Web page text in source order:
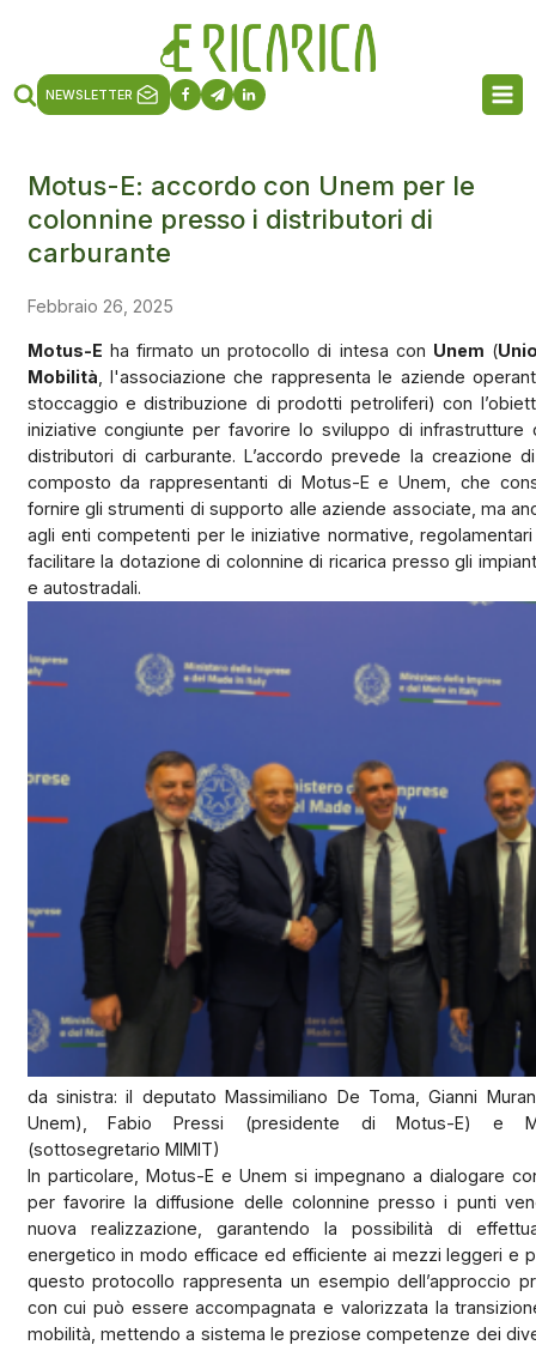
NEWSLETTER
Motus-E: accordo con Unem per le
colonnine presso i distributori di
carburante
Febbraio 26, 2025
Motus-E ha firmato un protocollo di intesa con Unem (
Mobilità , l'associazione che rappresenta le aziende
stoccaggio e distribuzione di prodotti petroliferi) con
iniziative congiunte per favorire lo sviluppo di infrastrutture
distributori di carburante. L’accordo prevede la creazione
composto da rappresentanti di Motus-E e Unem, che
fornire gli strumenti di supporto alle aziende associate, ma
agli enti competenti per le iniziative normative,
facilitare la dotazione di colonnine di ricarica presso gli
e autostradali.
da sinistra: il deputato Massimiliano De Toma, Gianni
Unem), Fabio Pressi (presidente di Motus-E) e
(sottosegretario MIMIT)
In particolare, Motus-E e Unem si impegnano a dialogare
per favorire la diffusione delle colonnine presso i punti
nuova realizzazione, garantendo la possibilità di
energetico in modo efficace ed efficiente ai mezzi leggeri e
questo protocollo rappresenta un esempio dell’approccio
con cui può essere accompagnata e valorizzata la
mobilità, mettendo a sistema le preziose competenze dei